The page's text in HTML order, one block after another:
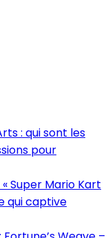
: qui sont les
pour
Super Mario Kart
qui captive